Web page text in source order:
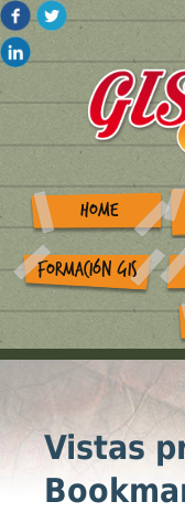
HOME
FORMACIÓN GIS
Vistas